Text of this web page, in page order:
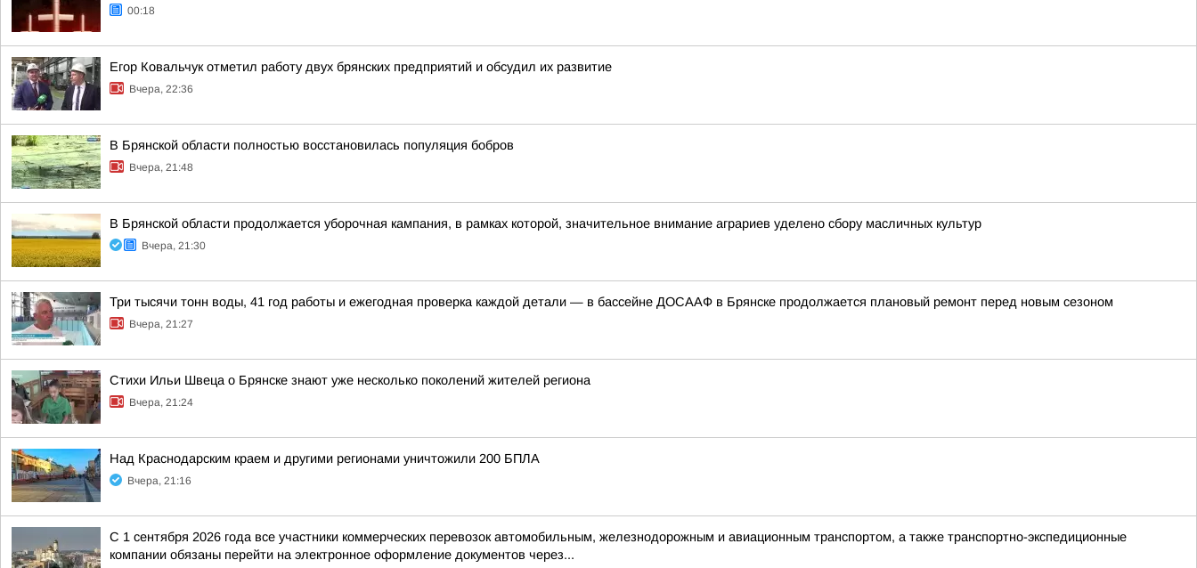
00:18
Егор Ковальчук отметил работу двух брянских предприятий и обсудил их развитие
Вчера, 22:36
В Брянской области полностью восстановилась популяция бобров
Вчера, 21:48
В Брянской области продолжается уборочная кампания, в рамках которой, значительное внимание аграриев уделено сбору масличных культур
Вчера, 21:30
Три тысячи тонн воды, 41 год работы и ежегодная проверка каждой детали — в бассейне ДОСААФ в Брянске продолжается плановый ремонт перед новым сезоном
Вчера, 21:27
Стихи Ильи Швеца о Брянске знают уже несколько поколений жителей региона
Вчера, 21:24
Над Краснодарским краем и другими регионами уничтожили 200 БПЛА
Вчера, 21:16
С 1 сентября 2026 года все участники коммерческих перевозок автомобильным, железнодорожным и авиационным транспортом, а также транспортно-экспедиционные
компании обязаны перейти на электронное оформление документов через...